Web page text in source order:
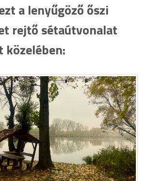
a lenyűgöző őszi
rejtő sétaútvonalat
közelében: